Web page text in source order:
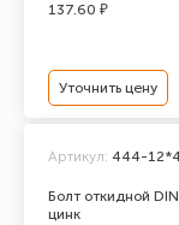
137.60 ₽
Уточнить цену
Болт откидной
цинк
Артикул: 444-